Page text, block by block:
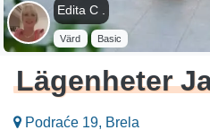
Edita C .
Värd Basic
Lägenheter
Podraće 19, Brela